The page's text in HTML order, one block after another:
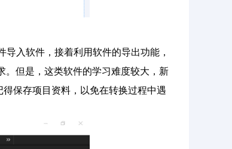
入软件，接着利用软件的导出功能，
。但是，这类软件的学习难度较大，新
保存项目资料，以免在转换过程中遇